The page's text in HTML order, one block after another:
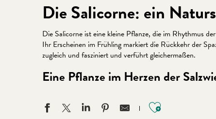
Die Salicorne: ein
Die Salicorne ist eine kleine Pflanze, die im Rhythmus
Ihr Erscheinen im Frühling markiert die Rückkehr der
zugleich und fasziniert und verführt gleichermaßen.
Eine Pflanze im Herzen der
Ajouter